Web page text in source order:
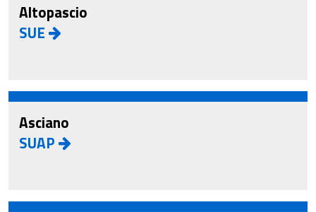
Altopascio
SUE
Asciano
SUAP